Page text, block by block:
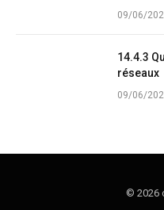
09/06/
14.4.3
réseaux
09/06/
© 2026